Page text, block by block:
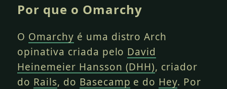
Por que o Omarchy
O Omarchy é uma distro Arch
opinativa criada pelo David
Heinemeier Hansson (DHH), criador
do Rails, do Basecamp e do Hey. Por